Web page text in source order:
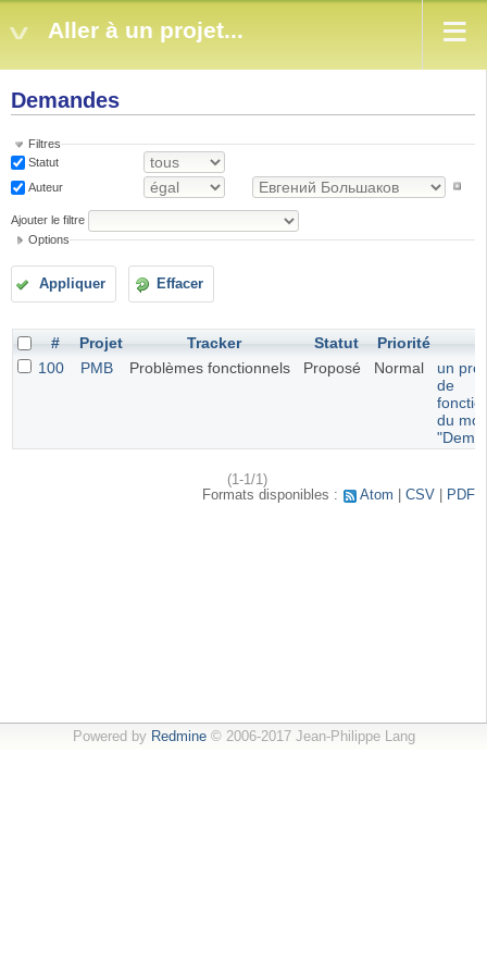
Aller à un projet...
Demandes
Filtres
Statut
Auteur
Ajouter le filtre
Options
Appliquer Effacer
# Projet Tracker Statut Priorité
100
PMB Problèmes fonctionnels Proposé Normal
un
de
du
(1-1/1)
Formats disponibles :
Atom CSV PDF
Powered by Redmine© 2006-2017 Jean-Philippe Lang